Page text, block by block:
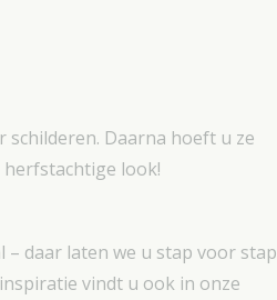
Daarna hoeft u ze
look!
– daar laten we u stap voor stap
vindt u ook in onze